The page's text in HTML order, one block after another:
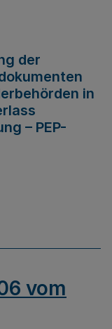
der
in
– PEP-
vom